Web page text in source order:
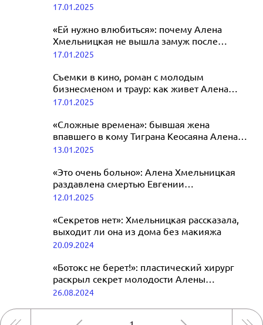
Алены Хмельницкой
17.01.2025
«Ей нужно влюбиться»: почему Алена
Хмельницкая не вышла замуж после
развода с Кеосаяном
17.01.2025
Съемки в кино, роман с молодым
бизнесменом и траур: как живет Алена
Хмельницкая после развода с Кеосаяном
17.01.2025
«Сложные времена»: бывшая жена
впавшего в кому Тиграна Кеосаяна Алена
Хмельницкая поделилась переживаниями
13.01.2025
«Это очень больно»: Алена Хмельницкая
раздавлена смертью Евгении
Добровольской и комой бывшего мужа
12.01.2025
«Секретов нет»: Хмельницкая рассказала,
выходит ли она из дома без макияжа
20.09.2024
«Ботокс не берет!»: пластический хирург
раскрыл секрет молодости Алены
Хмельницкой
26.08.2024